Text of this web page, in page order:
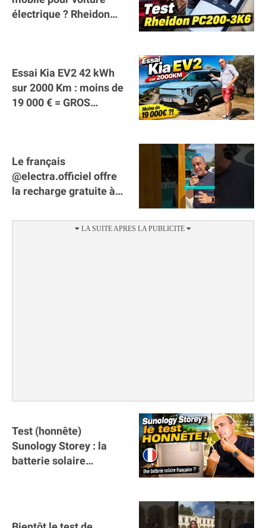
électrique ? Rheidon
Essai Kia EV2 42 kWh
sur 2000 Km : moins de
19 000 € = GROS
Le français
@electra.officiel offre
la recharge gratuite à
électriques de Gironde
Test (honnête)
Sunology Storey : la
batterie solaire